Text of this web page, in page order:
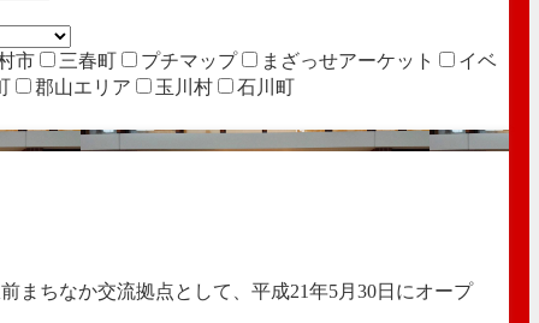
市 三春町 プチマップ まざっせアーケット
イベ
郡山エリア 玉川村 石川町
まちなか交流拠点として、平成21年5月30日にオープ